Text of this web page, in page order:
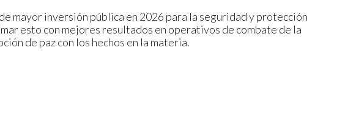
mayor inversión pública en 2026 para la seguridad y protección
esto con mejores resultados en operativos de combate de la
de paz con los hechos en la materia.